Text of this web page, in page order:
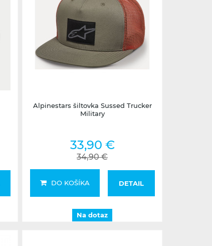
Alpinestars šiltovka Sussed Trucker
Military
33,90 €
34,90 €
DO KOŠÍKA DETAIL
Na dotaz